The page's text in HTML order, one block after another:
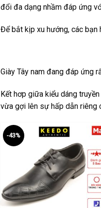
đổi đa dạng nhầm đáp ứng
Để bắt kịp xu hướng, các bạn
Giày Tây namđang đáp ứng
Kết hơp giữa kiểu dáng
vừa gợi lên sự hấp dẫn riêng
-43%